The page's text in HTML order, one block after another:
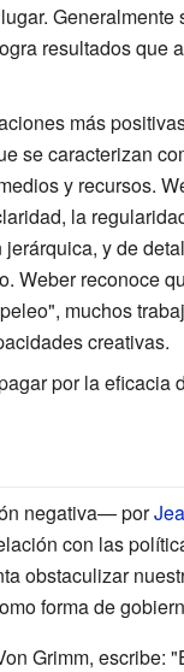
Generalmente
resultados que
más
se caracterizan
y recursos.
la
y de
Weber reconoce
muchos
creativas.
por la eficacia
negativa— por
con las
obstaculizar
forma de
Grimm, escribe: